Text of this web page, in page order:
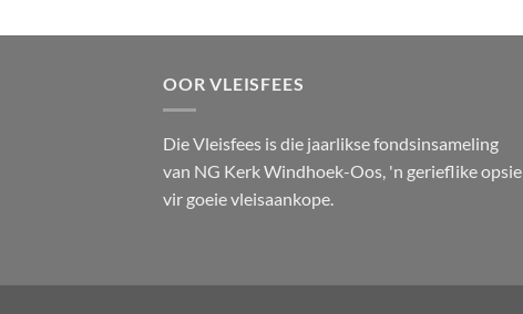
OOR VLEISFEES
Die Vleisfees is die jaarlikse fondsinsameling
van NG Kerk Windhoek-Oos, 'n gerieflike opsie
vir goeie vleisaankope.